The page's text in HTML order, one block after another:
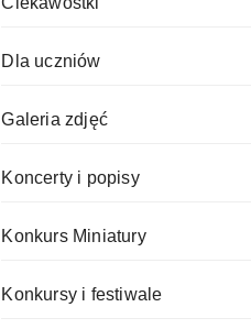
Dla uczniów
Galeria zdjęć
Koncerty i popisy
Konkurs Miniatury
Konkursy i festiwale